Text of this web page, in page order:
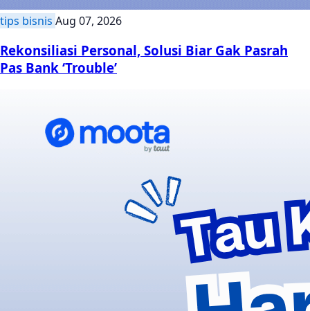
tips bisnis Aug 07, 2026
Rekonsiliasi Personal, Solusi Biar Gak Pasrah
Pas Bank ‘Trouble’